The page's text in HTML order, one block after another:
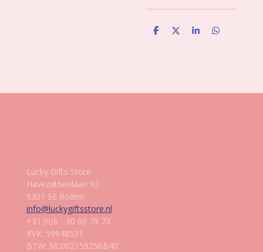
D
D
S
D
Lucky Gifts Store
Havezathenlaan 93
9301 SE Roden
info@luckygiftsstore.nl
+31 (0)6 - 30 60 79 73
KVK: 59948531
BTW: NL002159256B40